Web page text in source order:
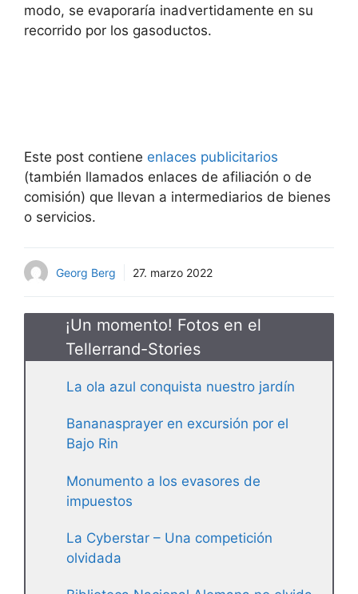
modo, se evaporaría inadvertidamente en su
recorrido por los gasoductos.
Este post contiene enlaces publicitarios
(también llamados enlaces de afiliación o de
comisión) que llevan a intermediarios de bienes
o servicios.
Georg Berg 27. marzo 2022
¡Un momento! Fotos en el
Tellerrand-Stories
La ola azul conquista nuestro jardín
Bananasprayer en excursión por el
Bajo Rin
Monumento a los evasores de
impuestos
La Cyberstar – Una competición
olvidada